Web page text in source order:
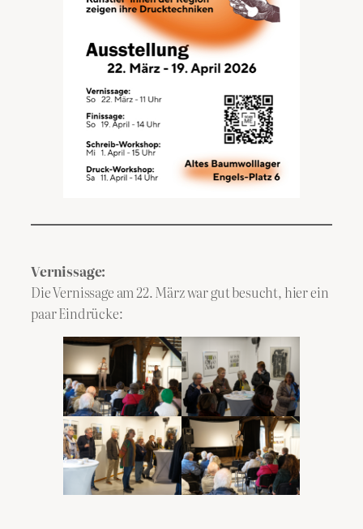
Vernissage:
Die Vernissage am 22. März war gut besucht, hier ein
paar Eindrücke: